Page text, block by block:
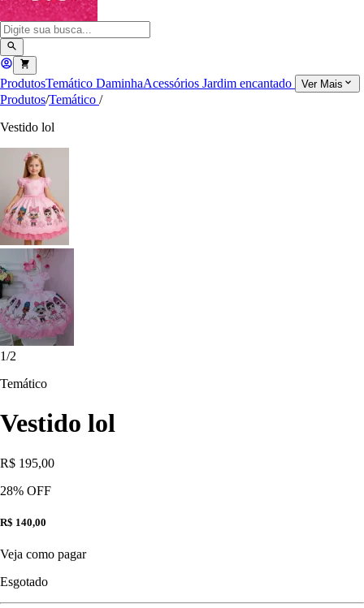
ProdutosTemático DaminhaAcessórios Jardim encantado Ver Mais
Produtos/Temático /
Vestido lol
1/2
Temático
Vestido lol
R$ 195,00
28% OFF
R$ 140,00
Veja como pagar
Esgotado